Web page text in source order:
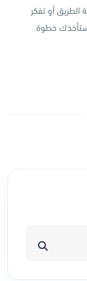
الطريق أو تفكر
ستأخذك خطوة